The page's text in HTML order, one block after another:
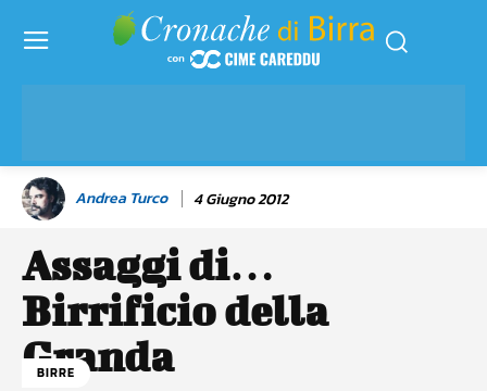
Andrea Turco 4 Giugno 2012
Assaggi di…
Birrificio della
Granda
BIRRE